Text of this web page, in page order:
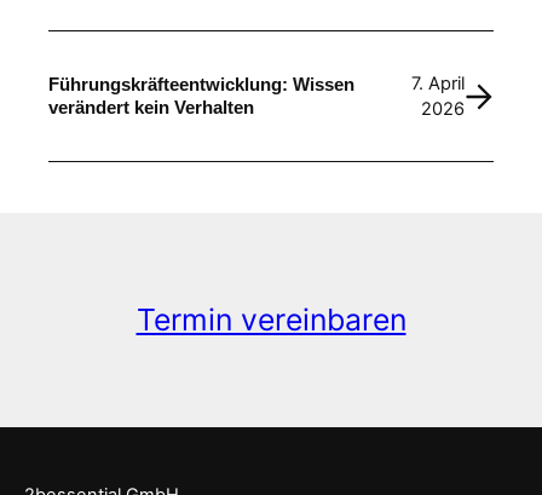
Führungskräfteentwicklung: Wissen
verändert kein Verhalten
7. April
2026
Termin vereinbaren